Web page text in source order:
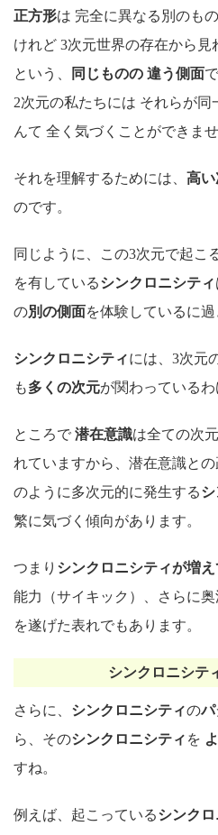
正方形は 完全に異なる別のも
けれど 3次元世界の存在から
という、
同じものの 違う側面
2次元の私たちには それらが同
んて 全く気づくことができませ
それを理解するためには、 高
のです。
同じように、この3次元で起こ
を有しているシンクロニシティ
の別の側面を体験しているに過
シンクロニシティには、3次元
も多くの次元が関わっているわ
ところで 潜在意識は全ての次
れていますから、潜在意識と
のように多次元的に発生する
繁に気づく傾向があります。
つまり シンクロニシティが増
能力（サイキック）、さらに
を遂げた表れでもあります。
シンクロニシテ
さらに、 シンクロニシティのパ
ら、そのシンクロニシティ を
すね。
例えば、起こっているシンク